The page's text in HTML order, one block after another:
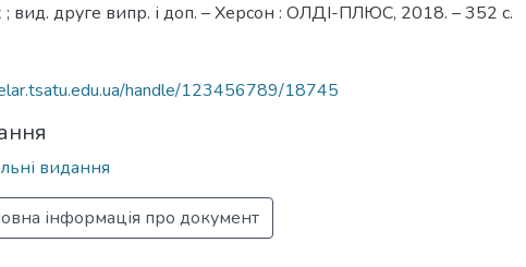
; вид. друге випр. і доп. – Херсон : ОЛДІ-ПЛЮС, 2018. – 352 с.
handle/123456789/18745
видання
інформація про документ